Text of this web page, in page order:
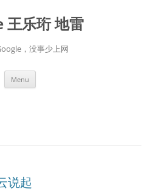
乐珩 地雷
，没事少上网
Menu
说起